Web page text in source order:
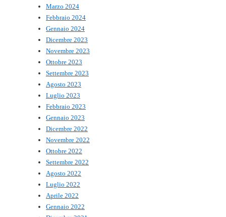
Marzo 2024
Febbraio 2024
Gennaio 2024
Dicembre 2023
Novembre 2023
Ottobre 2023
Settembre 2023
Agosto 2023
Luglio 2023
Febbraio 2023
Gennaio 2023
Dicembre 2022
Novembre 2022
Ottobre 2022
Settembre 2022
Agosto 2022
Luglio 2022
Aprile 2022
Gennaio 2022